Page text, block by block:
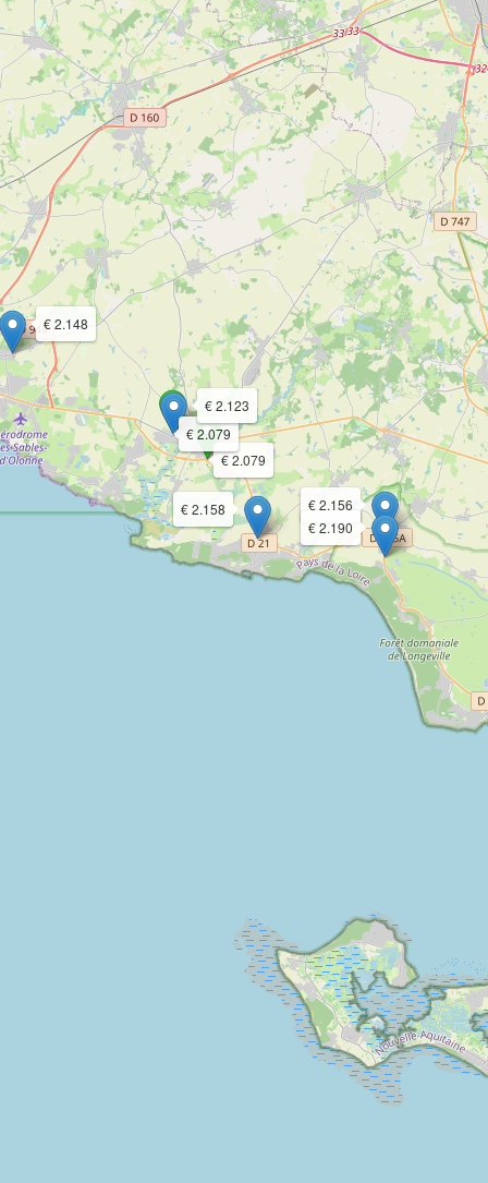
€ 2.079
€ 2.079
€ 2.123
€ 2.148
€ 2.156
€ 2.158
€ 2.190